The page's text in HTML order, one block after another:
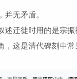
无矛盾。
迁徙时用的是宗振
，这是清代碑刻中